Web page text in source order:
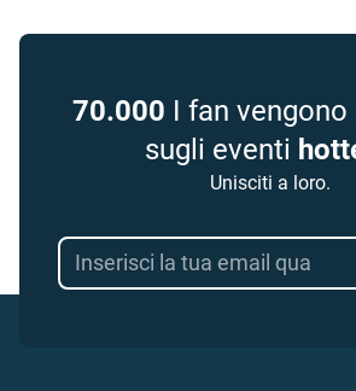
70.000 I fan
sugli eventi
Unisciti a loro.